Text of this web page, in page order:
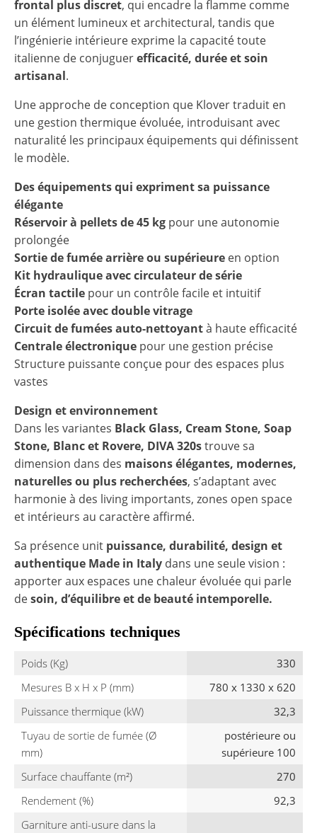
frontal plus discret, qui encadre la flamme comme
un élément lumineux et architectural, tandis que
l’ingénierie intérieure exprime la capacité toute
italienne de conjuguerefficacité, durée et soin
artisanal.
Une approche de conception que Klover traduit en
une gestion thermique évoluée, introduisant avec
naturalité les principaux équipements qui définissent
le modèle.
Des équipements qui expriment sa puissance
élégante
Réservoir à pellets de 45 kg pour une autonomie
prolongée
Sortie de fumée arrière ou supérieure en option
Kit hydraulique avec circulateur de série
Écran tactile pour un contrôle facile et intuitif
Porte isolée avec double vitrage
Circuit de fumées auto-nettoyantà haute efficacité
Centrale électronique pour une gestion précise
Structure puissante conçue pour des espaces plus
vastes
Design et environnement
Dans les variantes Black Glass, Cream Stone, Soap
Stone, Blanc et Rovere, DIVA 320strouve sa
dimension dans des maisons élégantes, modernes,
naturelles ou plus recherchées, s’adaptant avec
harmonie à des living importants, zones open space
et intérieurs au caractère affirmé.
Sa présence unit puissance, durabilité, design et
authentique Made in Italy dans une seule vision :
apporter aux espaces une chaleur évoluée qui parle
desoin, d’équilibre et de beauté intemporelle.
Spécifications techniques
Poids (Kg)
330
Mesures B x H x P (mm)
780 x 1330 x 620
Puissance thermique (kW)
32,3
Tuyau de sortie de fumée (Ø
mm)
postérieure ou
supérieure 100
Surface chauffante (m²)
270
Rendement (%)
92,3
Garniture anti-usure dans la